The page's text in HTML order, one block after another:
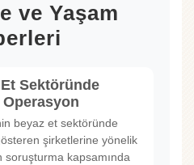
ve Yaşam
Sektöründe
beyaz et sektöründe
şirketlerine yönelik
soruşturma kapsamında